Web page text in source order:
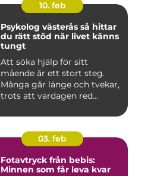
10. feb
Psykolog västerås så hittar
du rätt stöd när livet känns
tungt
Att söka hjälp för sitt
mående är ett stort steg.
Många går länge och tvekar,
trots att vardagen red...
03. feb
Fotavtryck från bebis:
Minnen som får leva kvar